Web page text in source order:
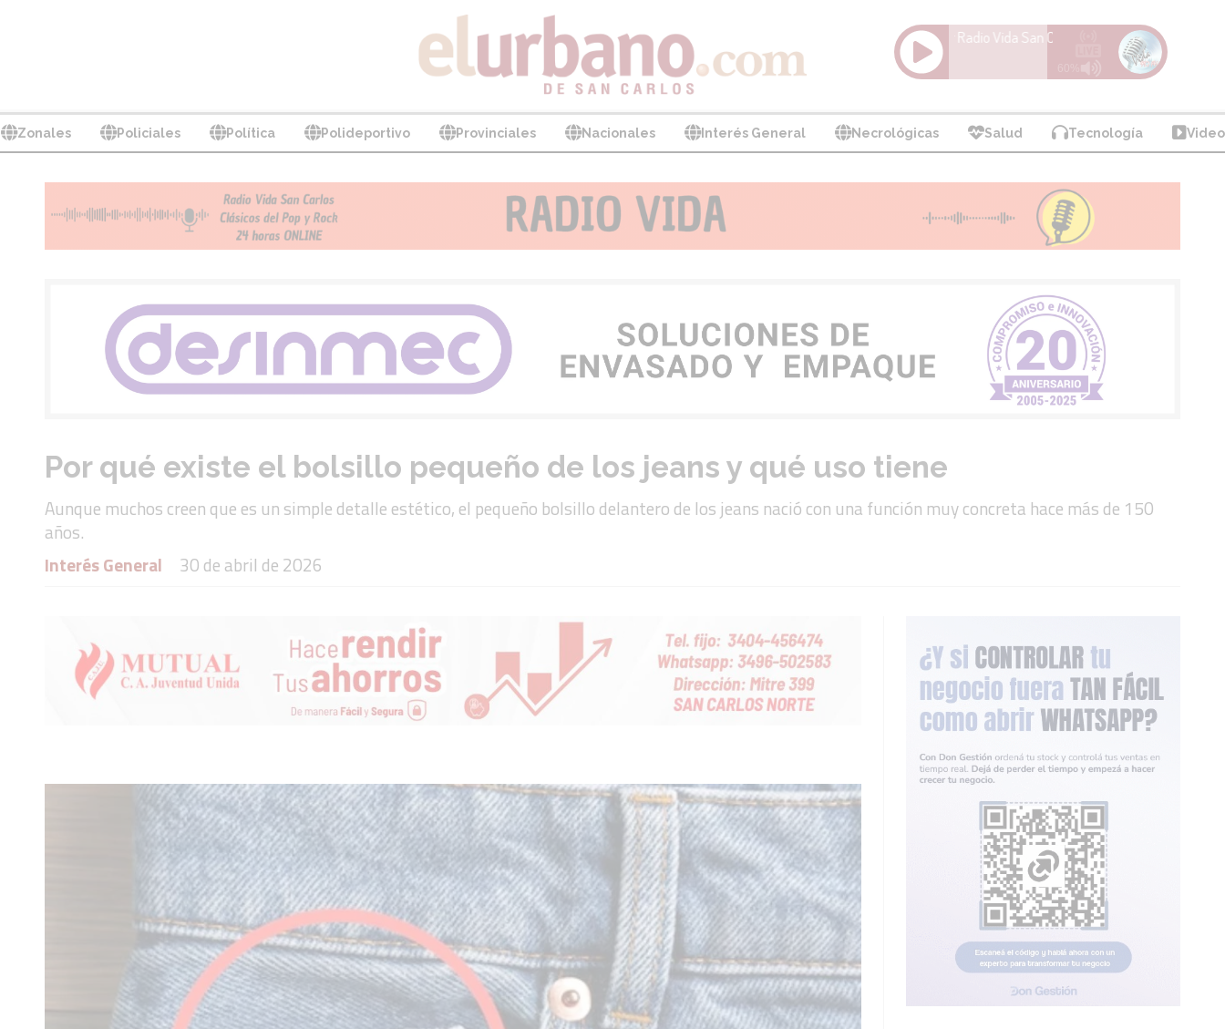
Zonales Policiales Política Polideportivo Provinciales Nacionales Interés General Necrológicas Salud Tecnología
Por qué existe el bolsillo pequeño de los jeans y qué uso tiene
Aunque muchos creen que es un simple detalle estético, el pequeño bolsillo delantero de los jeans nació con una función muy concreta hace más de 150
años.
Interés General
30 de abril de 2026